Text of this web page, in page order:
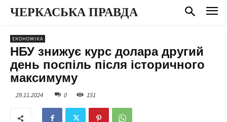
ЧЕРКАСЬКА ПРАВДА
ЕКОНОМІКА
НБУ знижує курс долара другий
день поспіль після історичного
максимуму
29.11.2024 0 151